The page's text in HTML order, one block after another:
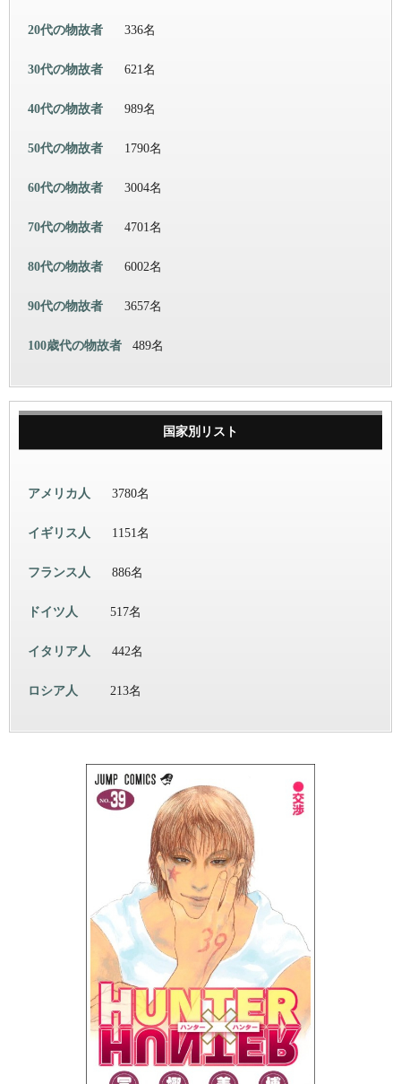
20代の物故者 336名
30代の物故者 621名
40代の物故者 989名
50代の物故者 1790名
60代の物故者 3004名
70代の物故者 4701名
80代の物故者 6002名
90代の物故者 3657名
100歳代の物故者 489名
国家別リスト
アメリカ人 3780名
イギリス人 1151名
フランス人 886名
ドイツ人 517名
イタリア人 442名
ロシア人 213名